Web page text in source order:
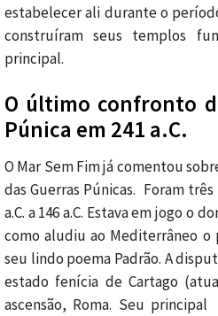
estabelecer ali durante o
construíram seus templos
principal.
O último confronto
Púnica em 241 a.C.
O Mar Sem Fim já comentou
das Guerras Púnicas. Foram três
a.C. a 146 a.C. Estava em jogo o
como aludiu ao Mediterrâneo o
seu lindo poema Padrão. A
estado fenícia de Cartago
ascensão, Roma. Seu